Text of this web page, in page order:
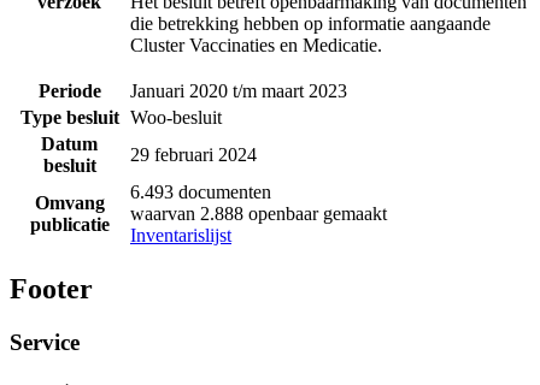
die betrekking hebben op informatie aangaande
Cluster Vaccinaties en Medicatie.
Periode
Januari 2020 t/m maart 2023
Type besluit Woo-besluit
Datum
besluit
29 februari 2024
Omvang
publicatie
6.493 documenten
waarvan 2.888 openbaar gemaakt
Inventarislijst
Footer
Service